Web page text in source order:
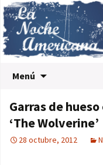
Menú
Garras de
‘The Wolverine’
28 octubre, 2012